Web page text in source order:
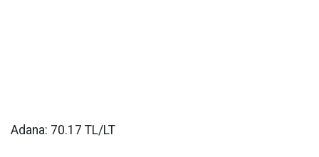
Adana: 70.17 TL/LT